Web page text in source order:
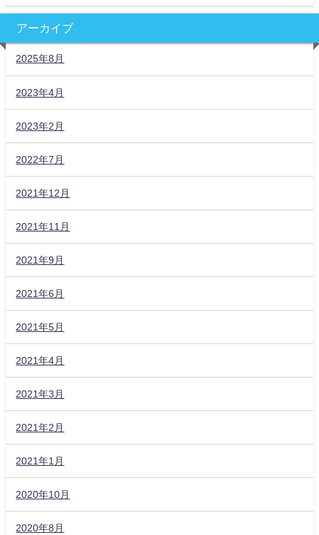
アーカイブ
2025年8月
2023年4月
2023年2月
2022年7月
2021年12月
2021年11月
2021年9月
2021年6月
2021年5月
2021年4月
2021年3月
2021年2月
2021年1月
2020年10月
2020年8月